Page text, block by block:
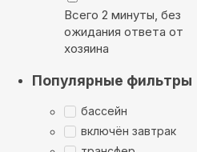
Всего 2 минуты, без
ожидания ответа от
хозяина
Популярные фильтры
бассейн
включён завтрак